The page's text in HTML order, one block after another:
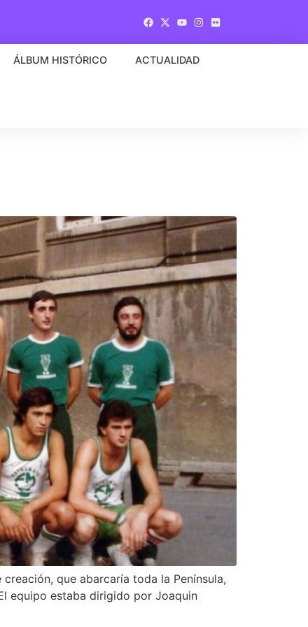
ÁLBUM HISTÓRICO ACTUALIDAD
que abarcaría toda la Península,
equipo estaba dirigido por Joaquin